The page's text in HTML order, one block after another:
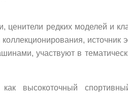
редких моделей и
источник
участвуют в
высокоточный